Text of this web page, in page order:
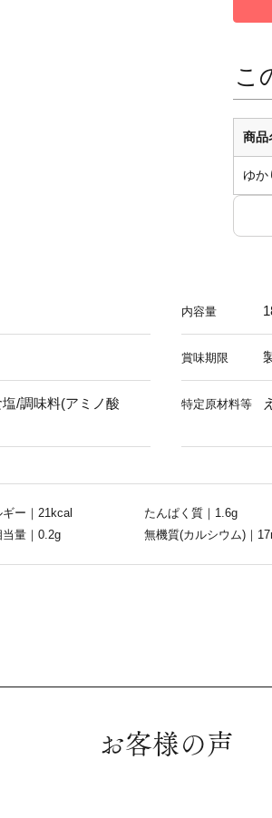
こ
商品
ゆ
内容量
賞味期限
/調味料(アミノ酸
特定原材料等
ギー｜21kcal たんぱく質｜1.6g
量｜0.2g
無機質(カルシウム)｜
お客様の声